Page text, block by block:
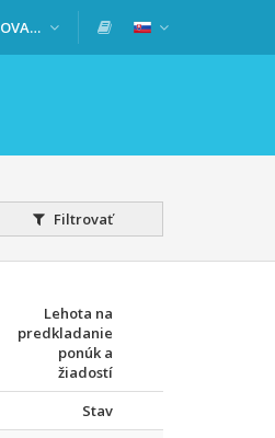
ZAREGISTROVAŤ SA
Filtrovať
Lehota na
predkladanie
ponúk a
žiadostí
Stav